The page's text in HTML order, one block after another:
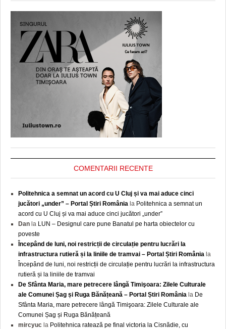
COMENTARII RECENTE
Politehnica a semnat un acord cu U Cluj și va mai aduce cinci
jucători „under” – Portal Știri România la Politehnica a semnat un
acord cu U Cluj și va mai aduce cinci jucători „under”
Dan la LUN – Designul care pune Banatul pe harta obiectelor cu
poveste
Începând de luni, noi restricții de circulație pentru lucrări la
infrastructura rutieră și la liniile de tramvai – Portal Știri România la
Începând de luni, noi restricții de circulație pentru lucrări la infrastructura
rutieră și la liniile de tramvai
De Sfânta Maria, mare petrecere lângă Timişoara: Zilele Culturale
ale Comunei Șag și Ruga Bănățeană – Portal Știri România la De
Sfânta Maria, mare petrecere lângă Timişoara: Zilele Culturale ale
Comunei Șag și Ruga Bănățeană
mircyuc la Politehnica ratează pe final victoria la Cisnădie, cu